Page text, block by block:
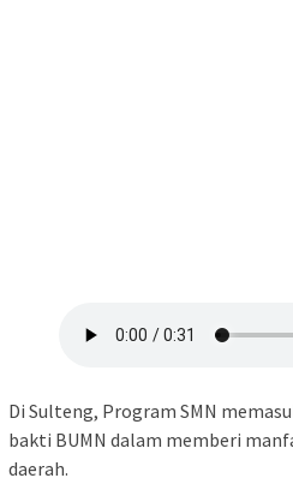
Di Sulteng, Program SMN
bakti BUMN dalam memberi
daerah.